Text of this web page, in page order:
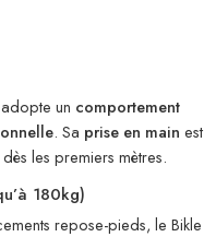
un comportement
. Sa prise en main est
les premiers mètres.
180kg)
repose-pieds, le Bikle